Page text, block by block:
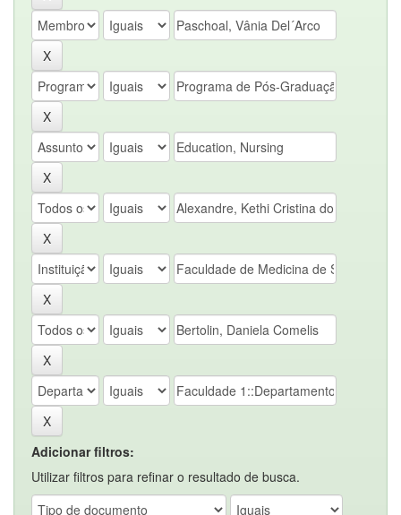
Adicionar filtros:
Utilizar filtros para refinar o resultado de busca.